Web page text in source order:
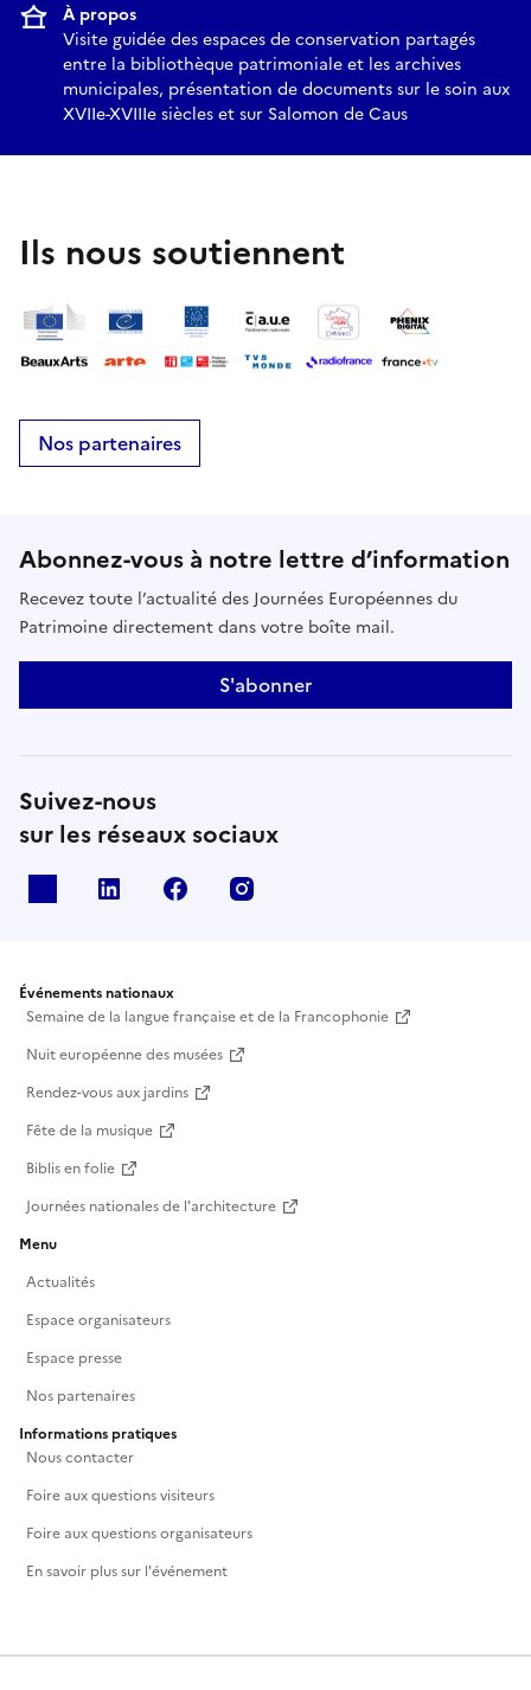
À propos
Visite guidée des espaces de conservation partagés
entre la bibliothèque patrimoniale et les archives
municipales, présentation de documents sur le soin aux
XVIIe-XVIIIe siècles et sur Salomon de Caus
Ils nous soutiennent
Nos partenaires
Abonnez-vous à notre lettre d’information
Recevez toute l’actualité des Journées Européennes du
Patrimoine directement dans votre boîte mail.
S'abonner
Suivez-nous
sur les réseaux sociaux
Linkedin Facebook
Événements nationaux
Semaine de la langue française et de la Francophonie
Nuit européenne des musées
Rendez-vous aux jardins
Fête de la musique
Biblis en folie
Journées nationales de l'architecture
Menu
Actualités
Espace organisateurs
Espace presse
Nos partenaires
Informations pratiques
Nous contacter
Foire aux questions visiteurs
Foire aux questions organisateurs
En savoir plus sur l'événement